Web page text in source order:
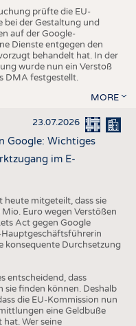
prüfte die EU-
bei der Gestaltung und
auf der Google-
Dienste entgegen den
behandelt hat. In der
wurde nun ein Verstoß
DMA festgestellt.
MORE
23.07.2026
Google: Wichtiges
im E-
heute mitgeteilt, dass sie
Euro wegen Verstößen
Act gegen Google
konsequente Durchsetzung
entscheidend, dass
sie finden können. Deshalb
die EU-Kommission nun
eine Geldbuße
Wer seine